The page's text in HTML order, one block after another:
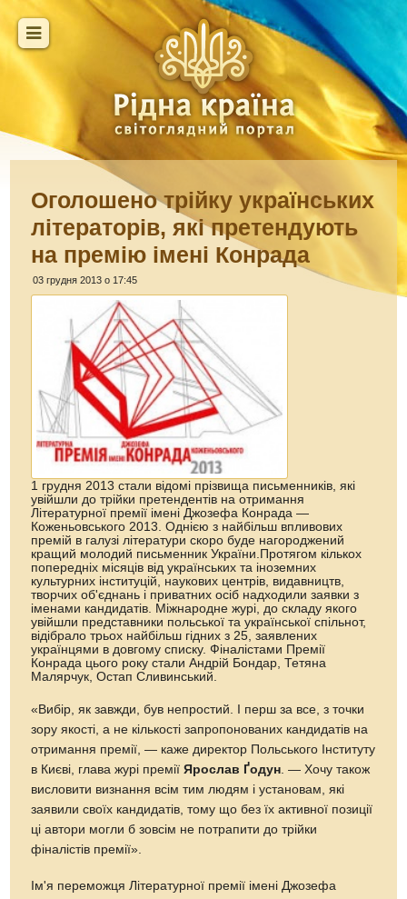
Оголошено трійку українських
літераторів, які претендують
на премію імені Конрада
03 грудня 2013 о 17:45
1 грудня 2013 стали відомі прізвища письменників, які
увійшли до трійки претендентів на отримання
Літературної премії імені Джозефа Конрада —
Коженьовського 2013. Однією з найбільш впливових
премій в галузі літератури скоро буде нагороджений
кращий молодий письменник України.Протягом кількох
попередніх місяців від українських та іноземних
культурних інституцій, наукових центрів, видавництв,
творчих об'єднань і приватних осіб надходили заявки з
іменами кандидатів. Міжнародне журі, до складу якого
увійшли представники польської та української спільнот,
відібрало трьох найбільш гідних з 25, заявлених
українцями в довгому списку. Фіналістами Премії
Конрада цього року стали Андрій Бондар, Тетяна
Малярчук, Остап Сливинський.
«Вибір, як завжди, був непростий. І перш за все, з точки
зору якості, а не кількості запропонованих кандидатів на
отримання премії, — каже директор Польського Інституту
в Києві, глава журі преміїЯрослав Ґодун . — Хочу також
висловити визнання всім тим людям і установам, які
заявили своїх кандидатів, тому що без їх активної позиції
ці автори могли б зовсім не потрапити до трійки
фіналістів премії».
Ім'я переможця Літературної премії імені Джозефа